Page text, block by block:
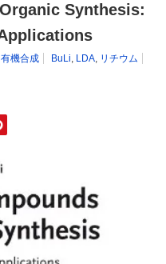
Synthesis:
有機合成 BuLi, LDA, リチウム